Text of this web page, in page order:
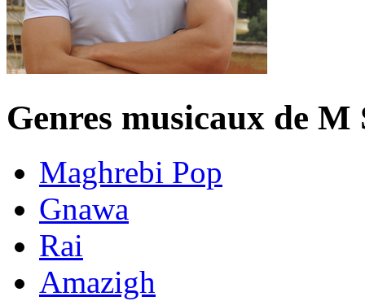
Genres musicaux de M
Maghrebi Pop
Gnawa
Rai
Amazigh